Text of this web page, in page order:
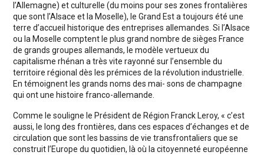
l’Allemagne) et culturelle (du moins pour ses zones frontalières
que sont l’Alsace et la Moselle), le Grand Est a toujours été une
terre d’accueil historique des entreprises allemandes. Si l’Alsace
ou la Moselle comptent le plus grand nombre de sièges France
de grands groupes allemands, le modèle vertueux du
capitalisme rhénan a très vite rayonné sur l’ensemble du
territoire régional dès les prémices de la révolution industrielle.
En témoignent les grands noms des mai- sons de champagne
qui ont une histoire franco-allemande.
Comme le souligne le Président de Région Franck Leroy, « c’est
aussi, le long des frontières, dans ces espaces d’échanges et de
circulation que sont les bassins de vie transfrontaliers que se
construit l’Europe du quotidien, là où la citoyenneté européenne